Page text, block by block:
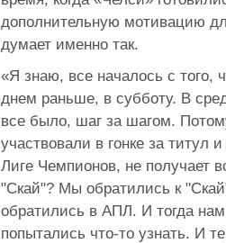
дополнительную мотивацию
думает именно так.
«Я знаю, все началось с того,
днем раньше, в субботу. В
все было, шаг за шагом.
участвовали в гонке за
Лиге Чемпионов, не получает
"Скай"? Мы обратились к
обратились в АПЛ. И тогда
попытались что-то узнать. И